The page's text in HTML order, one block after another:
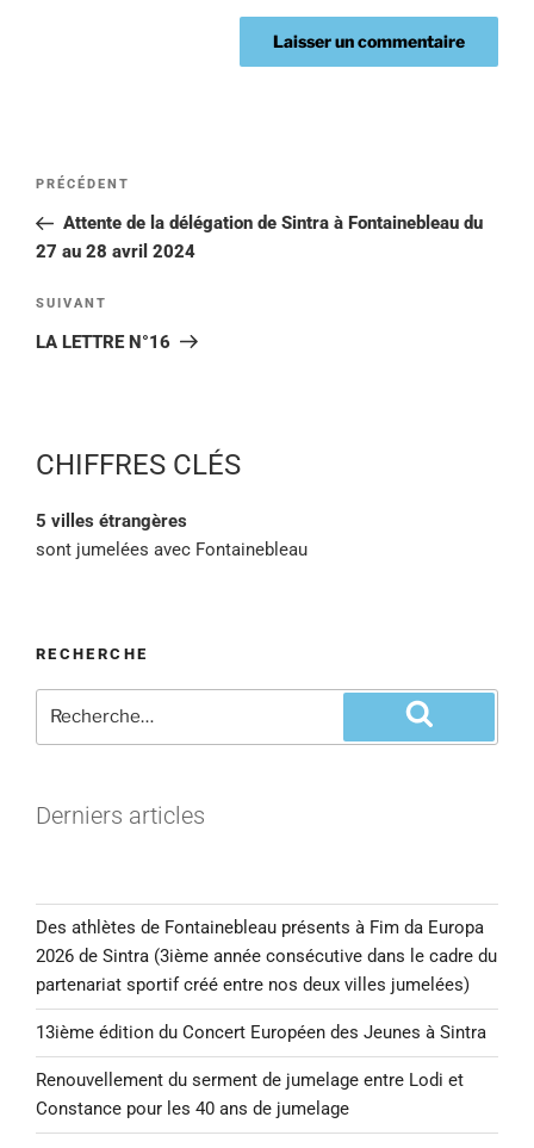
PRÉCÉDENT
Attente de la délégation de Sintra à Fontainebleau du
27 au 28 avril 2024
SUIVANT
LA LETTRE N°16
CHIFFRES CLÉS
5 villes étrangères
sont jumelées avec Fontainebleau
RECHERCHE
Derniers articles
Des athlètes de Fontainebleau présents à Fim da Europa
2026 de Sintra (3ième année consécutive dans le cadre du
partenariat sportif créé entre nos deux villes jumelées)
13ième édition du Concert Européen des Jeunes à Sintra
Renouvellement du serment de jumelage entre Lodi et
Constance pour les 40 ans de jumelage